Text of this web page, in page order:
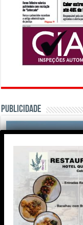
PUBLICIDADE